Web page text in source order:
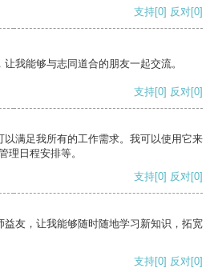
支持[0] 反对[0]
我能够与志同道合的朋友一起交流。
支持[0] 反对[0]
以满足我所有的工作需求。我可以使用它来
理日程安排等。
支持[0] 反对[0]
益友，让我能够随时随地学习新知识，拓宽
支持[0] 反对[0]